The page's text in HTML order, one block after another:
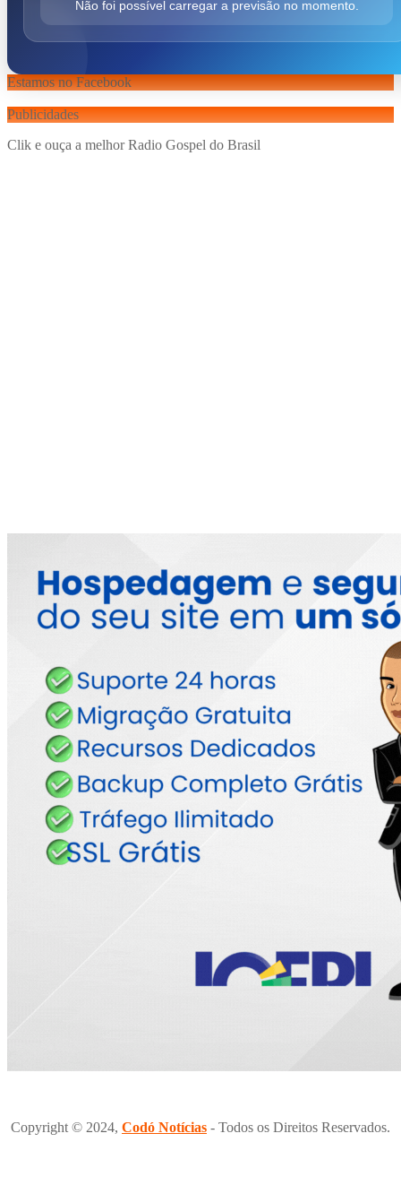
Não foi possível carregar a previsão no momento.
Estamos no Facebook
Publicidades
Clik e ouça a melhor Radio Gospel do Brasil
Copyright © 2024, Codó Notícias - Todos os Direitos Reservados.